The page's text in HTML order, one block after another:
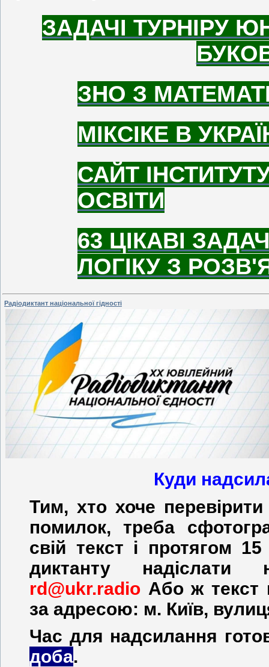
ЗАДАЧІ ТУРНІРУ
ЗНО З
МІКСІКЕ В
САЙТ
ОСВІТИ
63 ЦІКАВІ
ЛОГІКУ З
Радіодиктант національної гідності
Куди
Тим, хто хоче
помилок, треба
свій текст і протягом
диктанту
rd@ukr.radio Або ж текст
за адресою: м. Київ,
Час для надсилання
доба.